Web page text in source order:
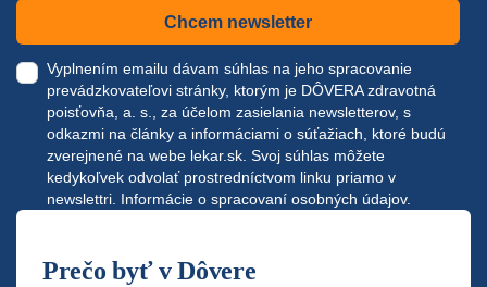
Chcem newsletter
Vyplnením emailu dávam súhlas na jeho spracovanie
prevádzkovateľovi stránky, ktorým je DÔVERA zdravotná
poisťovňa, a. s., za účelom zasielania newsletterov, s
odkazmi na články a informáciami o súťažiach, ktoré budú
zverejnené na webe lekar.sk . Svoj súhlas môžete
kedykoľvek odvolať prostredníctvom linku priamo v
newslettri. Informácie o spracovaní osobných údajov.
Prečo byť v Dôvere